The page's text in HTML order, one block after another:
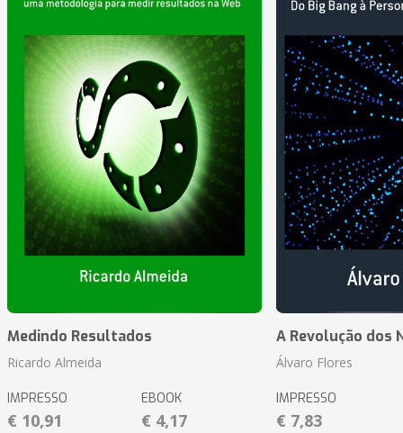
Medindo Resultados
Ricardo Almeida
IMPRESSO
€ 10,91
EBOOK
€ 4,17
A Revolução dos
Álvaro Flores
IMPRESSO
€ 7,83